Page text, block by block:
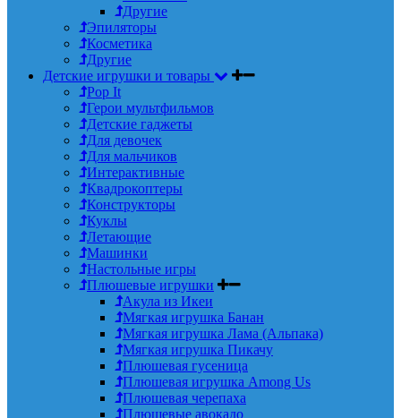
Другие
Эпиляторы
Косметика
Другие
Детские игрушки и товары
Pop It
Герои мультфильмов
Детские гаджеты
Для девочек
Для мальчиков
Интерактивные
Квадрокоптеры
Конструкторы
Куклы
Летающие
Машинки
Настольные игры
Плюшевые игрушки
Акула из Икеи
Мягкая игрушка Банан
Мягкая игрушка Лама (Альпака)
Мягкая игрушка Пикачу
Плюшевая гусеница
Плюшевая игрушка Among Us
Плюшевая черепаха
Плюшевые авокадо